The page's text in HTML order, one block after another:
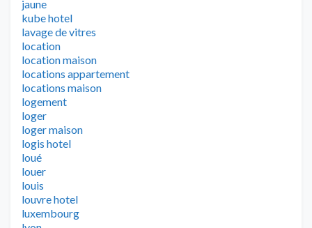
jaune
kube hotel
lavage de vitres
location
location maison
locations appartement
locations maison
logement
loger
loger maison
logis hotel
loué
louer
louis
louvre hotel
luxembourg